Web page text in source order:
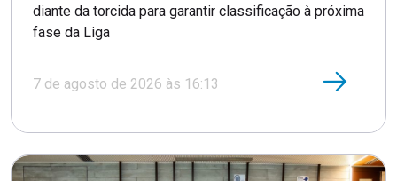
diante da torcida para garantir classificação à próxima
fase da Liga
7 de agosto de 2026 às 16:13